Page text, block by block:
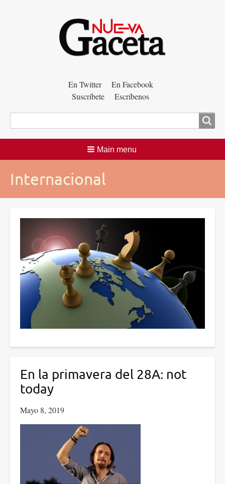
En Twitter
En Facebook
Suscríbete
Escríbenos
Main menu
Internacional
En la primavera del 28A: not
today
Mayo 8, 2019